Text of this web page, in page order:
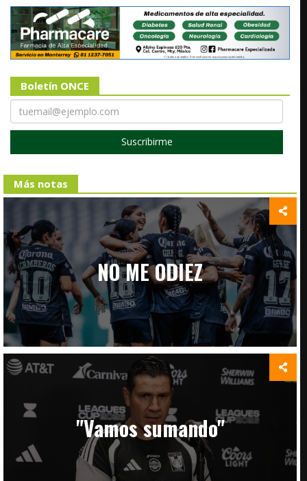
Boletín ONCE
Suscribirme
Más notas
NO ME ODIEZ
"Vamos sumando"